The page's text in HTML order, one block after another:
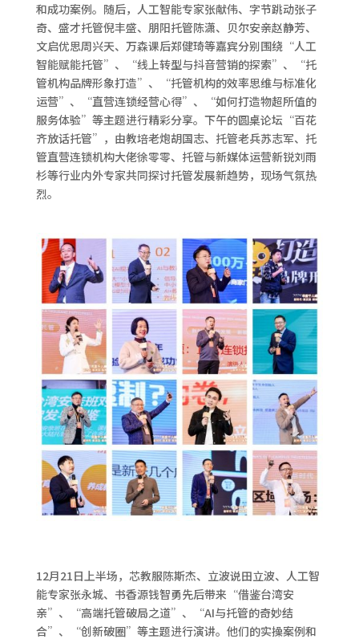
和成功案例。随后，人工智能专家张献伟、字节跳动张子
奇、盛才托管倪丰盛、朋阳托管陈潇、贝尔安亲赵静芳、
文启优思周兴天、万森课后郑健琦等嘉宾分别围绕“人工
智能赋能托管”、“线上转型与抖音营销的探索”、“托
管机构品牌形象打造”、“托管机构的效率思维与标准化
运营”、“直营连锁经营心得”、“如何打造物超所值的
服务体验”等主题进行精彩分享。下午的圆桌论坛“百花
齐放话托管”，由教培老炮胡国志、托管老兵苏志军、托
管直营连锁机构大佬徐零零、托管与新媒体运营新锐刘雨
杉等行业内外专家共同探讨托管发展新趋势，现场气氛热
烈。
12月21日上半场，芯教服陈斯杰、立波说田立波、人工智
能专家张永城、书香源钱智勇先后带来“借鉴台湾安
亲”、“高端托管破局之道”、“AI与托管的奇妙结
合”、“创新破圈”等主题进行演讲。他们的实操案例和